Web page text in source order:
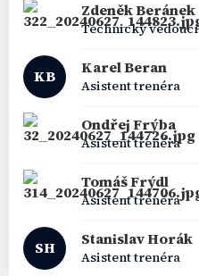
ZdeněkBeránek
Technický vedoucí
KB KarelBeran
Asistent trenéra
OndřejFrýba
Asistent trenéra
TomášFrýdl
Asistent trenéra
SH StanislavHorák
Asistent trenéra